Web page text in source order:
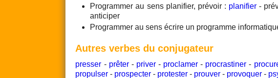
Programmer au sens planifier, prévoir : planifier-
anticiper
Programmer au sens écrire un programme
Autres verbes du conjugateur
presser - prêter- priver- proclamer - procrastiner -
propulser - prospecter - protester - prouver - provoquer -